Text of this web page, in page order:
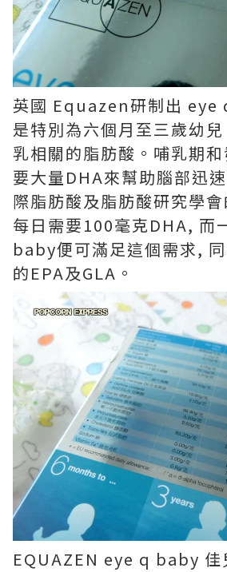
英國 Equazen研制出 eye
是特別為六個月至三歲幼
乳相關的脂肪酸。哺乳期
要大量DHA來幫助腦部迅
際脂肪酸及脂肪酸研究學
每日需要100毫克DHA, 而
baby便可滿足這個需求,
的EPA及GLA。
EQUAZEN eye q baby 佳